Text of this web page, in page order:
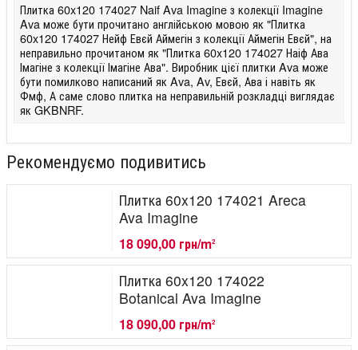
Плитка 60x120 174027 Naif Ava Imagine з колекції Imagine
Ava може бути прочитано англійською мовою як "Плитка
60x120 174027 Нейф Евєй Аймегін з колекції Аймегін Евєй", на
неправильно прочитаном як "Плитка 60x120 174027 Наіф Ава
Імагіне з колекції Імагіне Ава". Виробник цієї плитки Ava може
бути помилково написаний як Ava, Av, Евєй, Ава і навіть як
Фмф, А саме слово плитка на неправильній розкладці виглядає
як GKBNRF.
Рекомендуємо подивитись
Плитка 60x120 174021 Areca
Ava Imagine
18 090,00 грн/m2
Плитка 60x120 174022
Botanical Ava Imagine
18 090,00 грн/m2